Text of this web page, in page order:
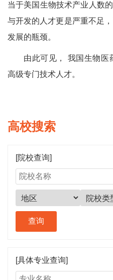
当于美国生物技术产业人数
与开发的人才更是严重不足
发展的瓶颈。
由此可见， 我国生物医
高级专门技术人才。
高校搜索
[院校查询]
[具体专业查询]